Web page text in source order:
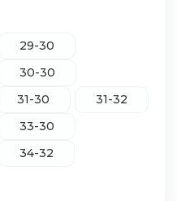
29-30
30-30
31-30
31-32
33-30
34-32